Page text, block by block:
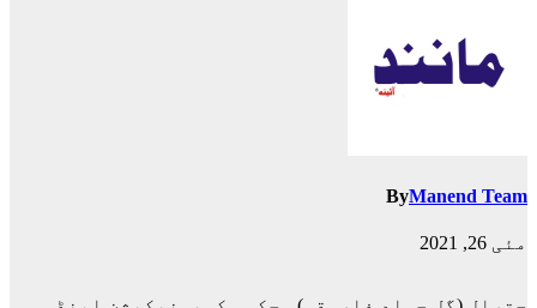
ByManend Team
مئی 26, 2021